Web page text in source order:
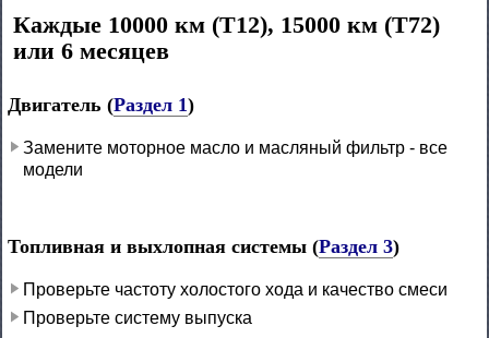
Каждые 10000 км (Т12), 15000 км (Т72)
или 6 месяцев
Двигатель (Раздел 1)
Замените моторное масло и масляный фильтр - все
модели
Топливная и выхлопная системы (Раздел 3)
Проверьте частоту холостого хода и качество смеси
Проверьте систему выпуска